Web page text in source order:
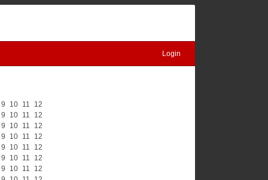
Login
9 10 11
12
9 10 11
12
9 10 11
12
9 10 11
12
9 10 11
12
9 10 11
12
9 10 11
12